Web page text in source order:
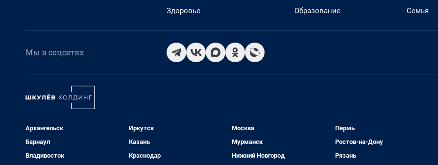
Здоровье
Образование
Семья
Мы в соцсетях
Архангельск
Барнаул
Владивосток
Иркутск
Казань
Краснодар
Москва
Мурманск
Нижний Новгород
Пермь
Ростов-на-Дону
Рязань